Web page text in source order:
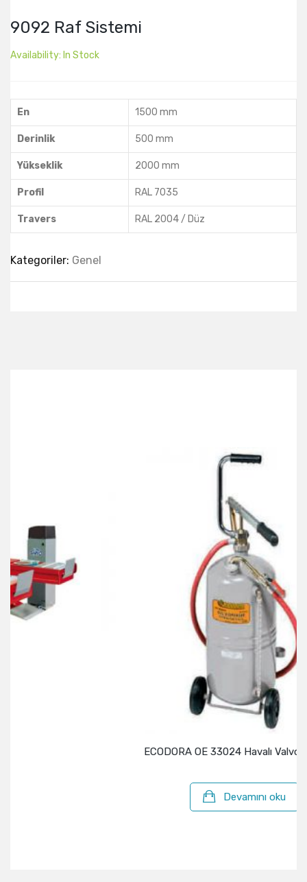
9092 Raf Sistemi
Availability: In Stock
En 1500 mm
Derinlik 500 mm
Yükseklik 2000 mm
Profil RAL 7035
Travers RAL 2004 / Düz
Kategoriler: Genel
ECODORA OE 33024 Havalı Valvolin Kovası
Devamını oku